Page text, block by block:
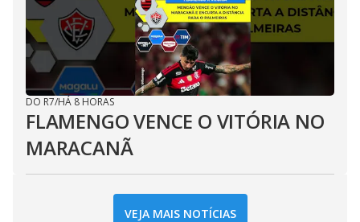
DO R7/HÁ 8 HORAS
FLAMENGO VENCE O VITÓRIA NO
MARACANÃ
VEJA MAIS NOTÍCIAS